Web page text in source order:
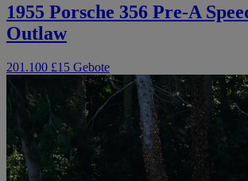
1955 Porsche 356 Pre-A
Outlaw
201.100 £15 Gebote